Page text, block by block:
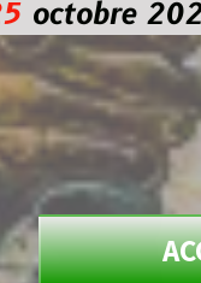
2026Rue
ACCUEIL